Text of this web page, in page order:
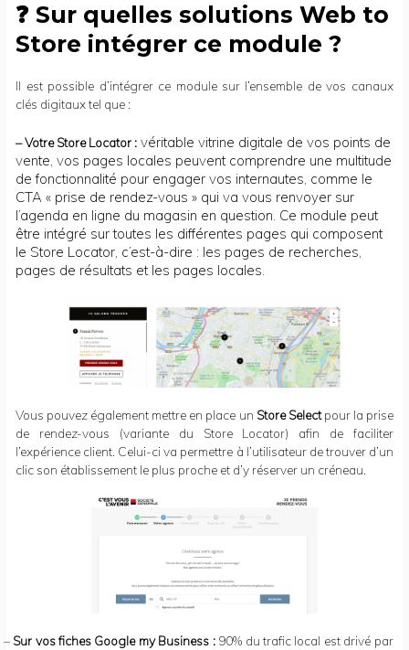
❓Sur quelles solutions Web to
Store intégrer ce module ?
Il est possible d’intégrer ce module sur l’ensemble de vos canaux
clés digitaux tel que :
– Votre Store Locator : véritable vitrine digitale de vos points de
vente, vos pages locales peuvent comprendre une multitude
de fonctionnalité pour engager vos internautes, comme le
CTA « prise de rendez-vous » qui va vous renvoyer sur
l’agenda en ligne du magasin en question. Ce module peut
être intégré sur toutes les différentes pages qui composent
le Store Locator, c’est-à-dire : les pages de recherches,
pages de résultats et les pages locales.
Vous pouvez également mettre en place un Store Selectpour la prise
de rendez-vous (variante du Store Locator) afin de faciliter
l’expérience client. Celui-ci va permettre à l’utilisateur de trouver d’un
clic son établissement le plus proche et d’y réserver un créneau.
Sur vos fiches Google my Business : 90% du trafic local est drivé par